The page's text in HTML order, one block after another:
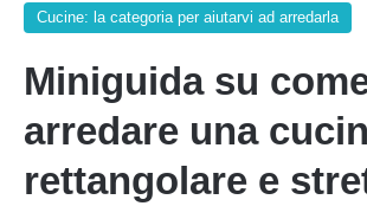
Cucine: la categoria per aiutarvi ad arredarla
Miniguida su
arredare una
rettangolare e